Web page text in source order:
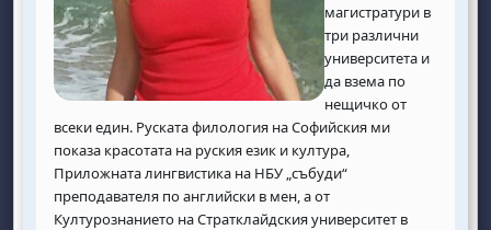
магистратури в
три различни
университета и
да взема по
нещичко от
всеки един. Руската филология на Софийския ми
показа красотата на руския език и култура,
Приложната лингвистика на НБУ „събуди“
преподавателя по английски в мен, а от
Културознанието на Стратклайдския университет в